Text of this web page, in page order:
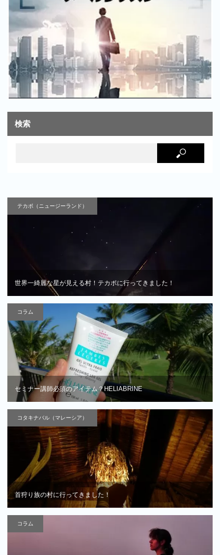
検索
テカポ（ニュージーランド）
世界一綺麗な星が見える村！テカポに行ってきました！
コラム
セミナー講師必須のアイテム？HELIABRINE
コタキナバル（マレーシア）
首狩り族の村に行ってきました！
コラム